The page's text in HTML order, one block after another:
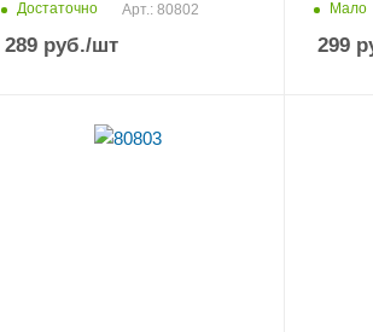
Достаточно Арт.: 80802
289руб./шт
Мало
299